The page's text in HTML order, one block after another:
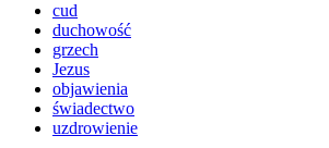
cud
duchowość
grzech
Jezus
objawienia
świadectwo
uzdrowienie